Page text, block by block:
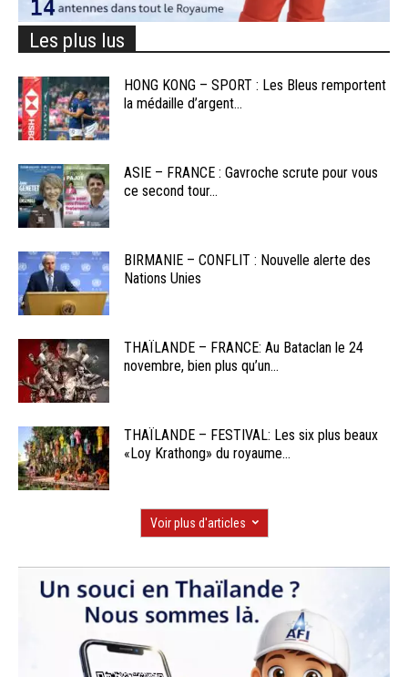
Les plus lus
HONG KONG – SPORT : Les Bleus remportent
la médaille d’argent...
ASIE – FRANCE : Gavroche scrute pour vous
ce second tour...
BIRMANIE – CONFLIT : Nouvelle alerte des
Nations Unies
THAÏLANDE – FRANCE: Au Bataclan le 24
novembre, bien plus qu’un...
THAÏLANDE – FESTIVAL: Les six plus beaux
«Loy Krathong» du royaume...
Voir plus d'articles